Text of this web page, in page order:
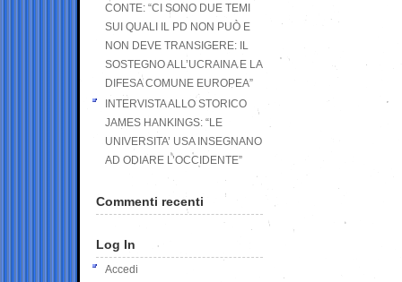
CONTE: “CI SONO DUE TEMI
SUI QUALI IL PD NON PUÒ E
NON DEVE TRANSIGERE: IL
SOSTEGNO ALL’UCRAINA E LA
DIFESA COMUNE EUROPEA”
INTERVISTA ALLO STORICO
JAMES HANKINGS: “LE
UNIVERSITA’ USA INSEGNANO
AD ODIARE L’OCCIDENTE”
Commenti recenti
Log In
Accedi